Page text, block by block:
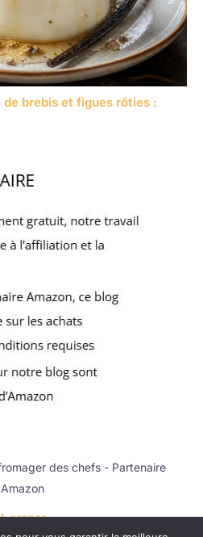
brebis et figues rôties :
des chefs - Partenaire
Amazon
propos